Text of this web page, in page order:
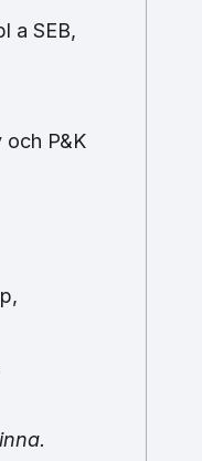
a SEB,
och P&K